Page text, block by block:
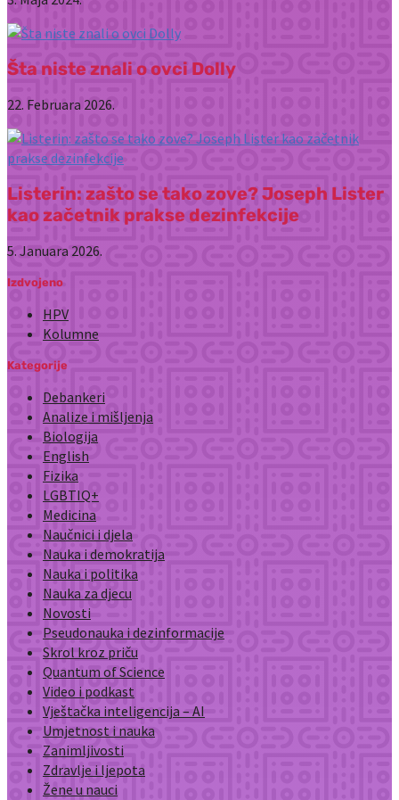
Šta niste znali o ovci Dolly
22. Februara 2026.
Listerin: zašto se tako zove? Joseph Lister
kao začetnik prakse dezinfekcije
5. Januara 2026.
Izdvojeno
HPV
Kolumne
Kategorije
Debankeri
Analize i mišljenja
Biologija
English
Fizika
LGBTIQ+
Medicina
Naučnici i djela
Nauka i demokratija
Nauka i politika
Nauka za djecu
Novosti
Pseudonauka i dezinformacije
Skrol kroz priču
Quantum of Science
Video i podkast
Vještačka inteligencija – AI
Umjetnost i nauka
Zanimljivosti
Zdravlje i ljepota
Žene u nauci